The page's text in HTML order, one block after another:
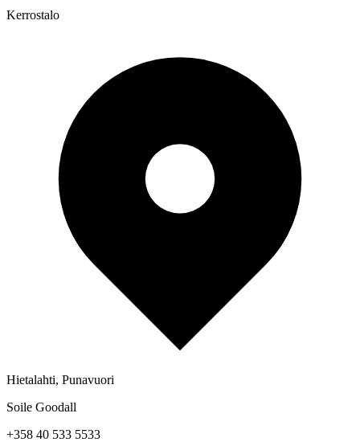
Kerrostalo
Hietalahti, Punavuori
Soile Goodall
+358 40 533 5533